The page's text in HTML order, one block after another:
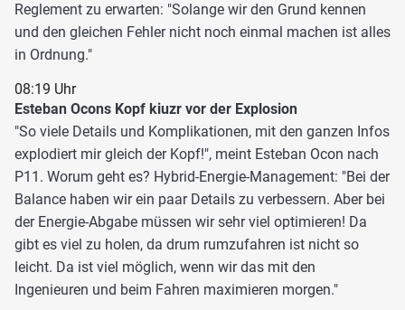
Reglement zu erwarten: "Solange wir den Grund kennen
und den gleichen Fehler nicht noch einmal machen ist alles
in Ordnung."
08:19 Uhr
Esteban Ocons Kopf kiuzr vor der Explosion
"So viele Details und Komplikationen, mit den ganzen Infos
explodiert mir gleich der Kopf!", meint Esteban Ocon nach
P11. Worum geht es? Hybrid-Energie-Management: "Bei der
Balance haben wir ein paar Details zu verbessern. Aber bei
der Energie-Abgabe müssen wir sehr viel optimieren! Da
gibt es viel zu holen, da drum rumzufahren ist nicht so
leicht. Da ist viel möglich, wenn wir das mit den
Ingenieuren und beim Fahren maximieren morgen."